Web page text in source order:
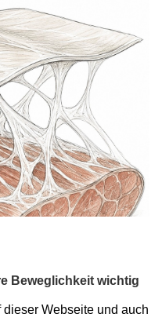
Beweglichkeit wichtig
Webseite und auch